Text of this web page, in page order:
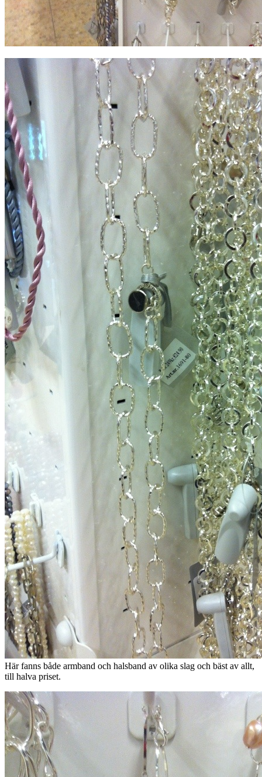
Här fanns både armband och halsband av olika slag och bäst av allt,
till halva priset.